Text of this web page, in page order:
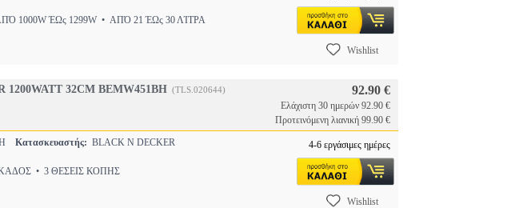
1000W ΈΩς 1299W • ΑΠΌ 21 ΈΩς 30 ΛΊΤΡΑ
Wishlist
32CM BEMW451BH (TLS.020644) 92.90 €
Ελάχιστη 30 ημερών 92.90 €
Προτεινόμενη λιανική 99.90 €
Κατασκευαστής: BLACK N DECKER
• 3 ΘΕΣΕΙΣ ΚΟΠΗΣ
4-6 εργάσιμες ημέρες
Wishlist